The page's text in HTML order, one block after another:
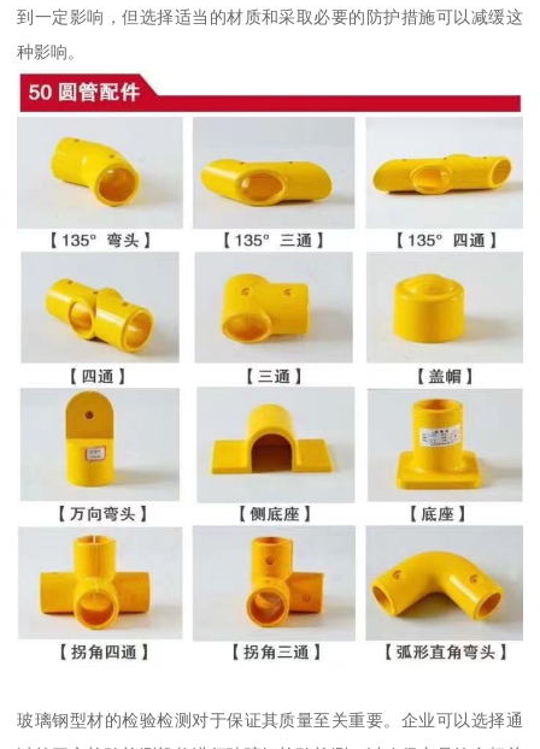
到一定影响，但选择适当的材质和采取必要的防护措施可以减缓这
种影响。
玻璃钢型材的检验检测对于保证其质量至关重要。企业可以选择通